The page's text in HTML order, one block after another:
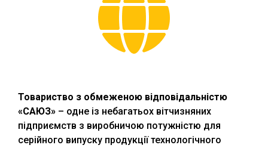
Товариство з обмеженою відповідальністю
«САЮЗ» – одне із небагатьох вітчизняних
підприємств з виробничою потужністю для
серійного випуску продукції технологічного